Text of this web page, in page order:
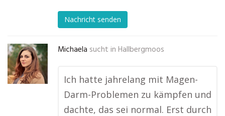
Nachricht senden
Michaela sucht in Hallbergmoos
Ich hatte jahrelang mit Magen-
Darm-Problemen zu kämpfen und
dachte, das sei normal. Erst durch